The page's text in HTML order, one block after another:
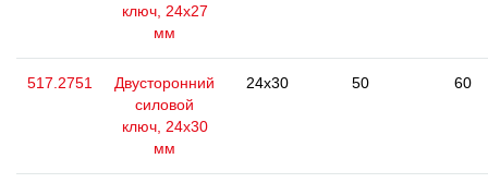
ключ, 24x27
мм
517.2751
Двусторонний
силовой
ключ, 24x30
мм
24x30 50 60